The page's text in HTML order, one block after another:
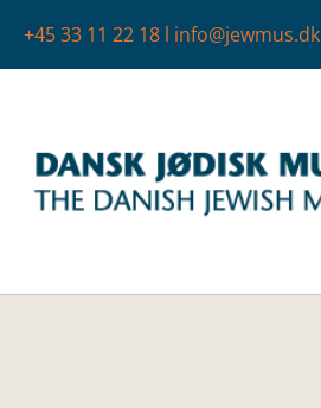
+45 33 11 22 18 l info@jewmus.dk